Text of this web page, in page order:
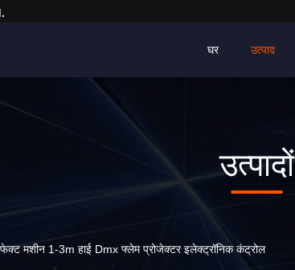
घर उत्पाद
उत्पादों
मशीन 1-3m हाई Dmx फ्लेम प्रोजेक्टर इलेक्ट्रॉनिक कंट्रोल